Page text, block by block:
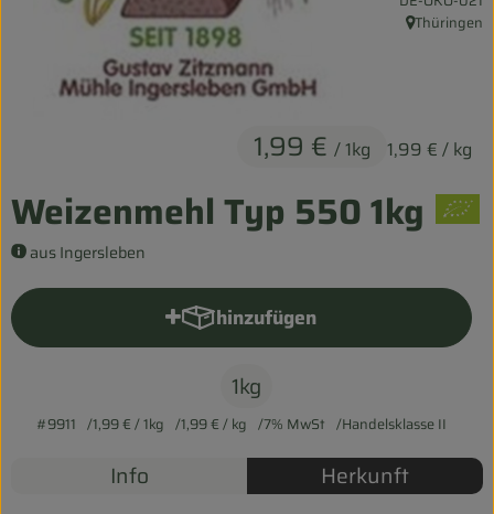
Obst & Gemüse
Kühltheke
Getränke
Kosmetik
Biohof erleben
Biokorb so geht`s
Weizenmehl Typ 550 1kg
aus Ingersleben
1,99 € / 1kg 1,99 € / kg
, Herkunft:
Thüringen
hinzufügen
Produkt zum Warenkorb
1kg
#9911 1,99 €/ 1kg 1,99 €/ kg 7% MwSt Handelsklasse II
Info Herkunft